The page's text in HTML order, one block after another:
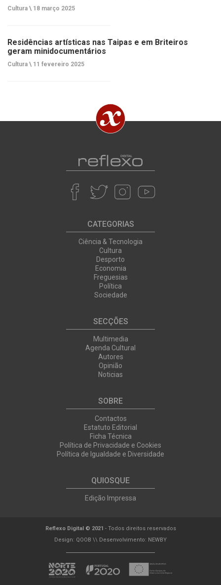
Cultura \ 18 março 2025
Residências artísticas nas Taipas e em Briteiros
geram minidocumentários
Cultura \ 11 fevereiro 2025
CATEGORIAS
Ciência & Tecnologia
Cultura
Desporto
Economia
Freguesias
Política
Sociedade
SECÇÕES
Multimedia
Agenda Cultural
Autores
Opinião
Noticias
SOBRE
Contactos
Estatuto Editorial
Ficha Técnica
Política de Privacidade e Cookies
Política de Igualdade e Diversidade
QUIOSQUE
Edição Impressa
Reflexo Digital © 2021 - Todos direitos reservados
Design: QOOB \\ Desenvolvimento: NEWBY